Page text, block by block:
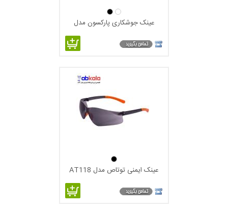
عینک جوشکاری پارکسون مدل
عینک ایمنی توتاص مدل AT118